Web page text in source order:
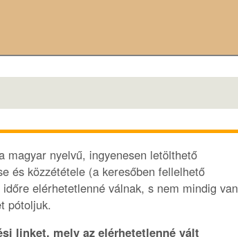
magyar nyelvű, ingyenesen letölthető
és közzététele (a keresőben fellelhető
elérhetetlenné válnak, s nem mindig van
pótoljuk.
linket, mely az elérhetetlenné vált